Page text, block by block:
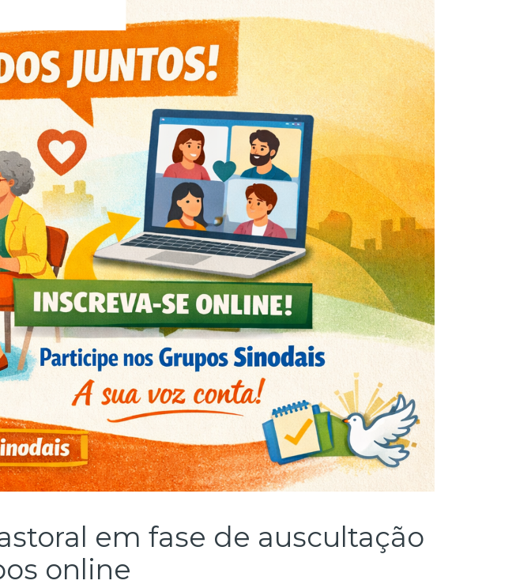
em fase de auscultação
online